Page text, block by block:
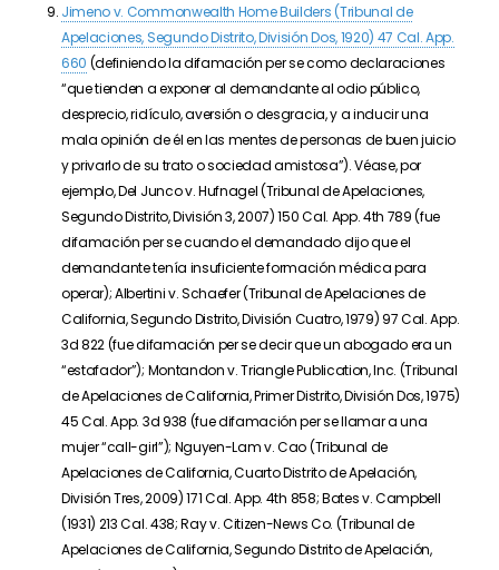
Jimeno v. Commonwealth Home Builders (Tribunal de
Apelaciones, Segundo Distrito, División Dos, 1920) 47 Cal. App.
660 (definiendo la difamación per se como declaraciones
“que tienden a exponer al demandante al odio público,
desprecio, ridículo, aversión o desgracia, y a inducir una
mala opinión de él en las mentes de personas de buen juicio
y privarlo de su trato o sociedad amistosa”). Véase, por
ejemplo, Del Junco v. Hufnagel (Tribunal de Apelaciones,
Segundo Distrito, División 3, 2007) 150 Cal. App. 4th 789 (fue
difamación per se cuando el demandado dijo que el
demandante tenía insuficiente formación médica para
operar); Albertini v. Schaefer (Tribunal de Apelaciones de
California, Segundo Distrito, División Cuatro, 1979) 97 Cal. App.
3d 822 (fue difamación per se decir que un abogado era un
“estafador”); Montandon v. Triangle Publication, Inc. (Tribunal
de Apelaciones de California, Primer Distrito, División Dos, 1975)
45 Cal. App. 3d 938 (fue difamación per se llamar a una
mujer “call-girl”); Nguyen-Lam v. Cao (Tribunal de
Apelaciones de California, Cuarto Distrito de Apelación,
División Tres, 2009) 171 Cal. App. 4th 858; Bates v. Campbell
(1931) 213 Cal. 438; Ray v. Citizen-News Co. (Tribunal de
Apelaciones de California, Segundo Distrito de Apelación,